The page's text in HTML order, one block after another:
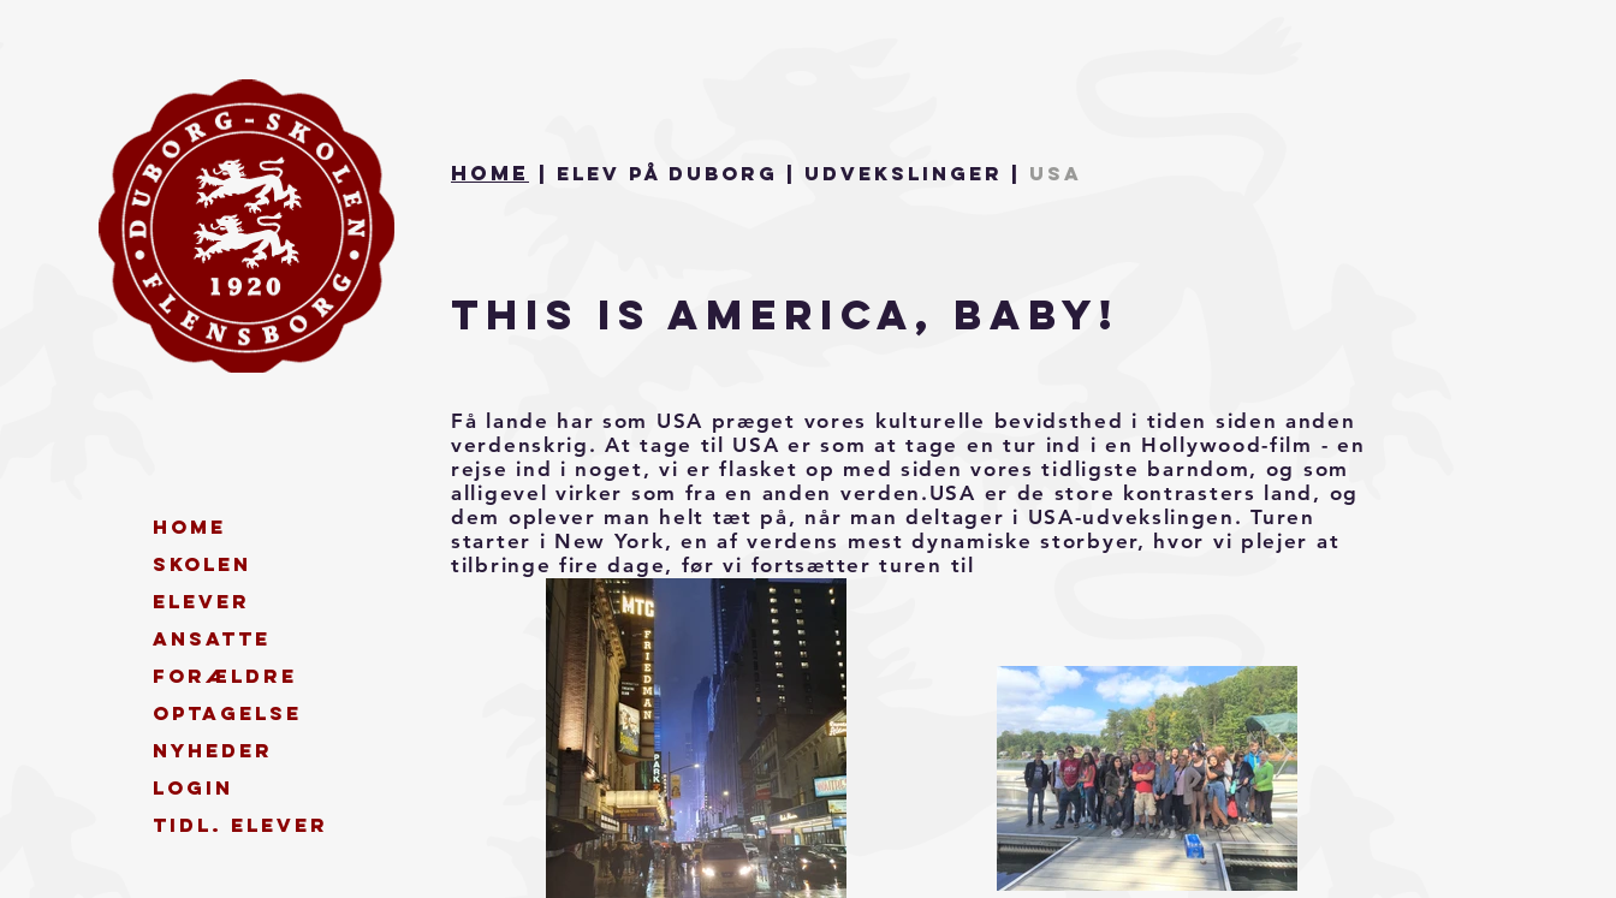
Home | Elev på Duborg | Udvekslinger | USA
This is America, Baby!
Få lande har som USA præget vores kulturelle bevidsthed i tiden siden anden
verdenskrig. At tage til USA er som at tage en tur ind i en Hollywood-film - en
rejse ind i noget, vi er flasket op med siden vores tidligste barndom, og som
alligevel virker som fra en anden verden.USA er de store kontrasters land, og
dem oplever man helt tæt på, når man deltager i USA-udvekslingen. Turen
starter i New York, en af verdens mest dynamiske storbyer, hvor vi plejer at
tilbringe fire dage, før vi fortsætter turen til
Home
Skolen
Elever
Ansatte
Forældre
Optagelse
Nyheder
Login
Tidl. elever